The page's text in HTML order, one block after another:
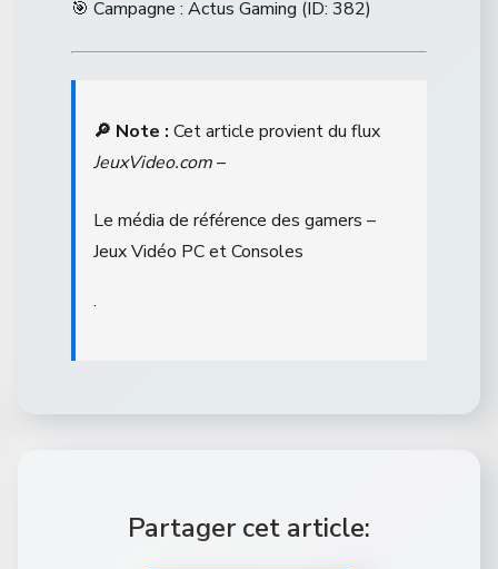
🎯 Campagne : Actus Gaming (ID: 382)
🔎 Note : Cet article provient du flux
JeuxVideo.com–
Le média de référence des gamers –
Jeux Vidéo PC et Consoles
.
Partager cet article: